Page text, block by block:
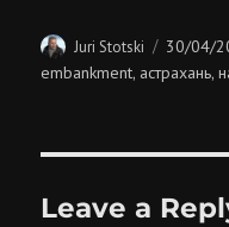
Author
Juri Stotski
Posted
on
30/04/
embankment, астрахань,
Leave a